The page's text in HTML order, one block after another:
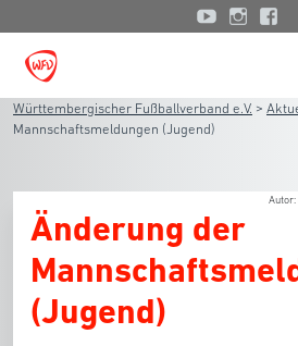
Württembergischer Fußballverband e.V. >
Mannschaftsmeldungen (Jugend)
Änderung der
(Jugend)